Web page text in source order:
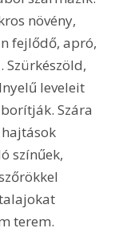
növény,
fejlődő, apró,
Szürkészöld,
leveleit
Szára
hajtások
színűek,
terem.